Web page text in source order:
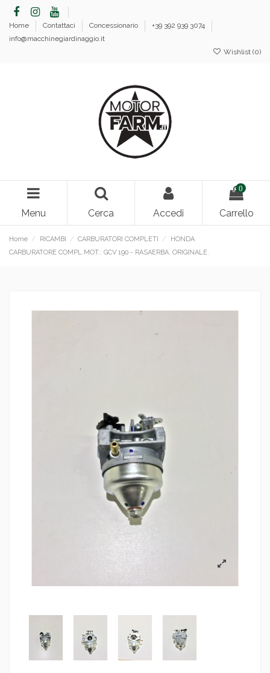
Home Contattaci Concessionario
+39 392 939 3074
info@macchinegiardinaggio.it
Wishlist (0)
Menu Cerca Accedi
0
Carrello
Home RICAMBI CARBURATORI COMPLETI
HONDA
CARBURATORE COMPL.MOT.: GCV 190 - RASAERBA. ORIGINALE.